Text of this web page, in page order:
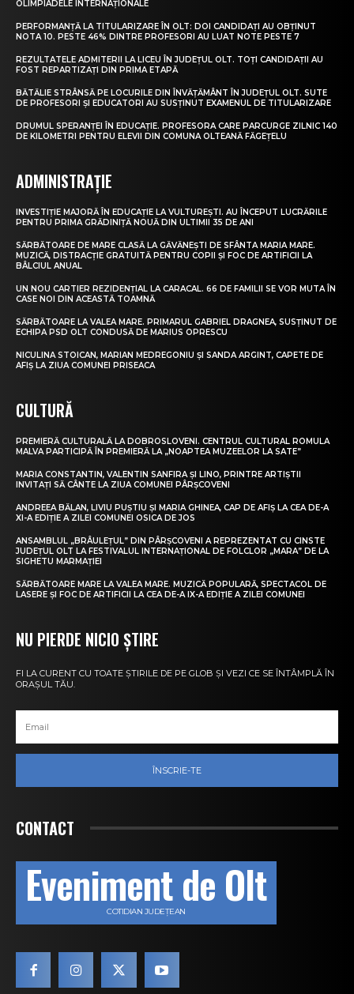
OLIMPIADELE INTERNAȚIONALE
PERFORMANȚĂ LA TITULARIZARE ÎN OLT: DOI CANDIDAȚI AU OBȚINUT
NOTA 10. PESTE 46% DINTRE PROFESORI AU LUAT NOTE PESTE 7
REZULTATELE ADMITERII LA LICEU ÎN JUDEȚUL OLT. TOȚI CANDIDAȚII AU
FOST REPARTIZAȚI DIN PRIMA ETAPĂ
BĂTĂLIE STRÂNSĂ PE LOCURILE DIN ÎNVĂȚĂMÂNT ÎN JUDEȚUL OLT. SUTE
DE PROFESORI ȘI EDUCATORI AU SUSȚINUT EXAMENUL DE TITULARIZARE
DRUMUL SPERANȚEI ÎN EDUCAȚIE. PROFESORA CARE PARCURGE ZILNIC 140
DE KILOMETRI PENTRU ELEVII DIN COMUNA OLTEANĂ FĂGEȚELU
ADMINISTRAȚIE
INVESTIȚIE MAJORĂ ÎN EDUCAȚIE LA VULTUREȘTI. AU ÎNCEPUT LUCRĂRILE
PENTRU PRIMA GRĂDINIȚĂ NOUĂ DIN ULTIMII 35 DE ANI
SĂRBĂTOARE DE MARE CLASĂ LA GĂVĂNEȘTI DE SFÂNTA MARIA MARE.
MUZICĂ, DISTRACȚIE GRATUITĂ PENTRU COPII ȘI FOC DE ARTIFICII LA
BÂLCIUL ANUAL
UN NOU CARTIER REZIDENȚIAL LA CARACAL. 66 DE FAMILII SE VOR MUTA ÎN
CASE NOI DIN ACEASTĂ TOAMNĂ
SĂRBĂTOARE LA VALEA MARE. PRIMARUL GABRIEL DRAGNEA, SUSȚINUT DE
ECHIPA PSD OLT CONDUSĂ DE MARIUS OPRESCU
NICULINA STOICAN, MARIAN MEDREGONIU ȘI SANDA ARGINT, CAPETE DE
AFIȘ LA ZIUA COMUNEI PRISEACA
CULTURĂ
PREMIERĂ CULTURALĂ LA DOBROSLOVENI. CENTRUL CULTURAL ROMULA
MALVA PARTICIPĂ ÎN PREMIERĂ LA „NOAPTEA MUZEELOR LA SATE”
MARIA CONSTANTIN, VALENTIN SANFIRA ȘI LINO, PRINTRE ARTIȘTII
INVITAȚI SĂ CÂNTE LA ZIUA COMUNEI PÂRȘCOVENI
ANDREEA BĂLAN, LIVIU PUȘTIU ȘI MARIA GHINEA, CAP DE AFIȘ LA CEA DE-A
XI-A EDIȚIE A ZILEI COMUNEI OSICA DE JOS
ANSAMBLUL „BRÂULEȚUL” DIN PÂRȘCOVENI A REPREZENTAT CU CINSTE
JUDEȚUL OLT LA FESTIVALUL INTERNAȚIONAL DE FOLCLOR „MARA” DE LA
SIGHETU MARMAȚIEI
SĂRBĂTOARE MARE LA VALEA MARE. MUZICĂ POPULARĂ, SPECTACOL DE
LASERE ȘI FOC DE ARTIFICII LA CEA DE-A IX-A EDIȚIE A ZILEI COMUNEI
NU PIERDE NICIO ȘTIRE
FI LA CURENT CU TOATE ȘTIRILE DE PE GLOB ȘI VEZI CE SE ÎNTÂMPLĂ ÎN
ORAȘUL TĂU.
ÎNSCRIE-TE
CONTACT
Eveniment de Olt
COTIDIAN JUDEȚEAN